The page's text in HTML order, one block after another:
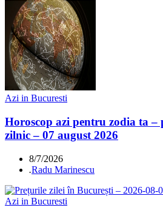
Azi in Bucuresti
Horoscop azi pentru zodia ta –
zilnic – 07 august 2026
8/7/2026
.Radu Marinescu
Azi in Bucuresti